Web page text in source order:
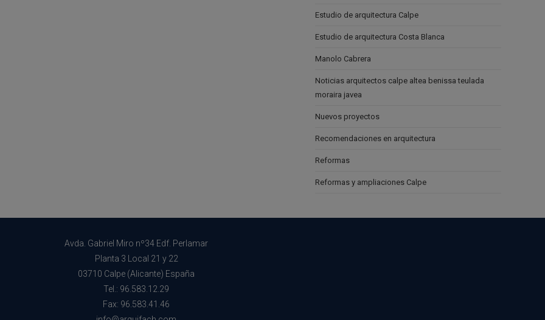
Estudio de arquitectura Calpe
Estudio de arquitectura Costa Blanca
Manolo Cabrera
Noticias arquitectos calpe altea benissa teulada
moraira javea
Nuevos proyectos
Recomendaciones en arquitectura
Reformas
Reformas y ampliaciones Calpe
Avda. Gabriel Miro nº34 Edf. Perlamar
Planta 3 Local 21 y 22
03710 Calpe (Alicante) España
Tel.: 96.583.12.29
Fax: 96.583.41.46